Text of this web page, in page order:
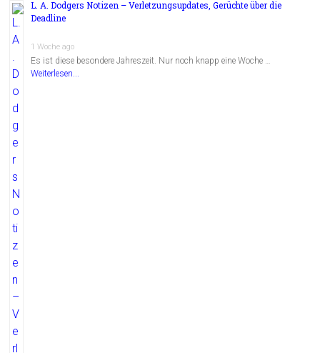
L. A. Dodgers Notizen – Verletzungsupdates, Gerüchte über die
Deadline
1 Woche ago
Es ist diese besondere Jahreszeit. Nur noch knapp eine Woche …
Weiterlesen...